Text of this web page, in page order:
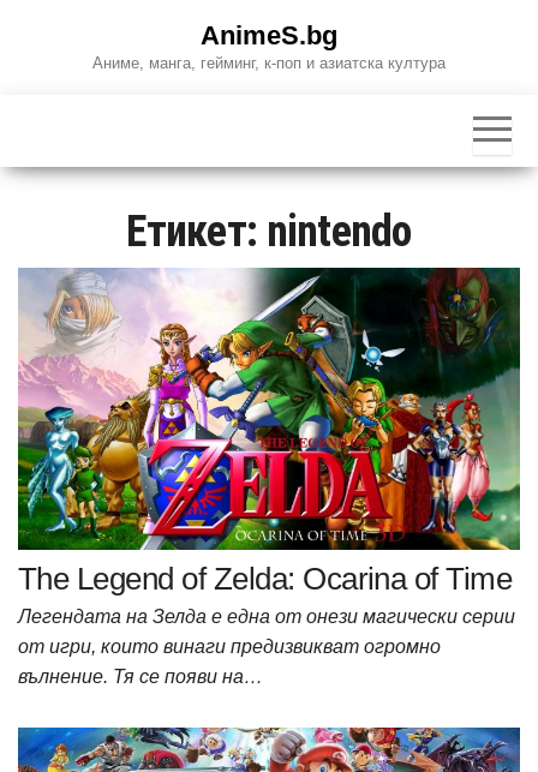
AnimeS.bg
Аниме, манга, гейминг, к-поп и азиатска култура
Етикет: nintendo
The Legend of Zelda: Ocarina of Time
Легендата на Зелда е една от онези магически серии
от игри, които винаги предизвикват огромно
вълнение. Тя се появи на…